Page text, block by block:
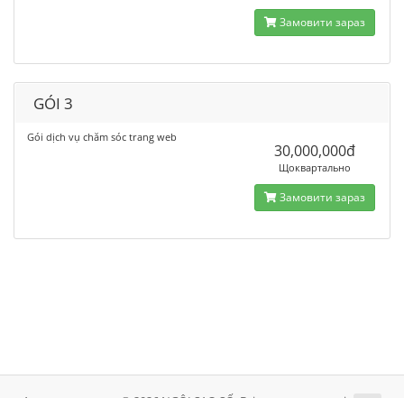
Замовити зараз
GÓI 3
Gói dịch vụ chăm sóc trang web
30,000,000đ
Щоквартально
Замовити зараз